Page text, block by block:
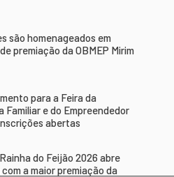
são homenageados em
premiação da OBMEP Mirim
para a Feira da
Familiar e do Empreendedor
abertas
do Feijão 2026 abre
a maior premiação da